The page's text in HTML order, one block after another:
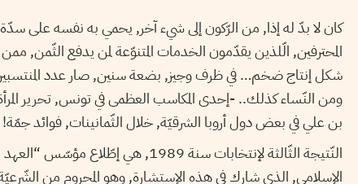
كان لا بدّ له إذا, من الرّكون إلى شيء آخر, يحمي به نفسه على
المحترفين, الّلذين يقدّمون الخدمات المتنوّعة لمن يدفع الثّمن,
ومن النّساء كذلك.. -إحدى المكاسب العظمى في تونس, تحرير
بن علي في بعض دول أروبا الشرقيّة, خلال الثّمانينات, فوائد جمّة!
النّتيجة الثّالثة لإنتخابات سنة 1989,
الإسلامي, الذي شارك في هذه الإستشارة, وهو المحروم من